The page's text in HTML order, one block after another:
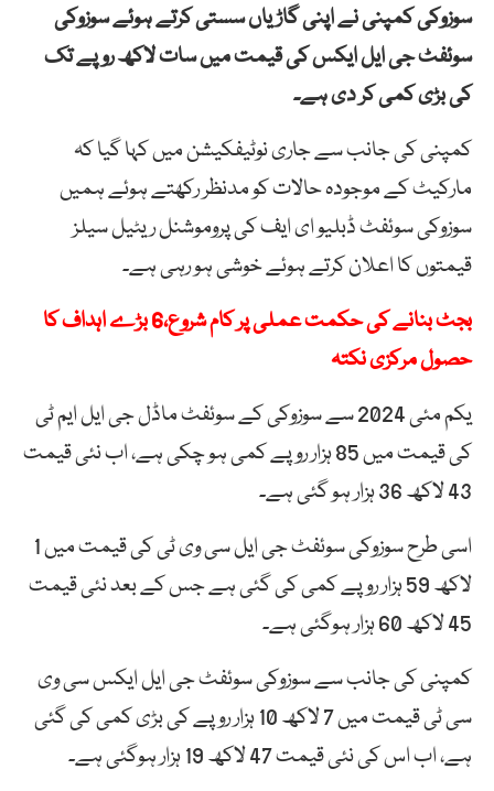
سوزوکی کمپنی نے اپنی گاڑیاں سستی کرتے ہوئے سوزوکی
سوئفٹ جی ایل ایکس کی قیمت میں سات لاکھ روپے تک
کی بڑی کمی کر دی ہے۔
کمپنی کی جانب سے جاری نوٹیفکیشن میں کہا گیا کہ
مارکیٹ کے موجودہ حالات کو مدنظر رکھتے ہوئے ہمیں
سوزوکی سوئفٹ ڈبلیو ای ایف کی پروموشنل ریٹیل سیلز
قیمتوں کا اعلان کرتے ہوئے خوشی ہو رہی ہے۔
بجٹ بنانے کی حکمت عملی پر کام شروع،6 بڑے اہداف کا
حصول مرکزی نکتہ
یکم مئی 2024 سے سوزوکی کے سوئفٹ ماڈل جی ایل ایم ٹی
کی قیمت میں 85 ہزار روپے کمی ہو چکی ہے، اب نئی قیمت
43 لاکھ 36 ہزار ہو گئی ہے۔
اسی طرح سوزوکی سوئفٹ جی ایل سی وی ٹی کی قیمت میں 1
لاکھ 59 ہزار روپے کمی کی گئی ہے جس کے بعد نئی قیمت
45 لاکھ 60 ہزار ہوگئی ہے۔
کمپنی کی جانب سے سوزوکی سوئفٹ جی ایل ایکس سی وی
سی ٹی قیمت میں 7 لاکھ 10 ہزار روپے کی بڑی کمی کی گئی
ہے، اب اس کی نئی قیمت 47 لاکھ 19 ہزار ہوگئی ہے۔